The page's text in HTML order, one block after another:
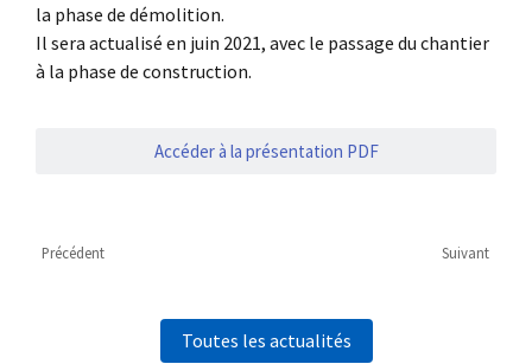
la phase de démolition.
Il sera actualisé en juin 2021, avec le passage du chantier
à la phase de construction.
Accéder à la présentation PDF
Précédent Suivant
Toutes les actualités